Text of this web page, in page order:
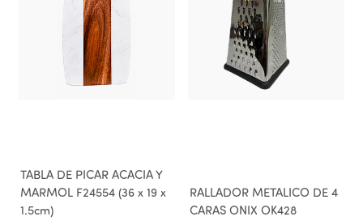
TABLA DE PICAR ACACIA Y
MARMOL F24554 (36 x 19 x
1.5cm)
RALLADOR METALICO DE 4
CARAS ONIX OK428